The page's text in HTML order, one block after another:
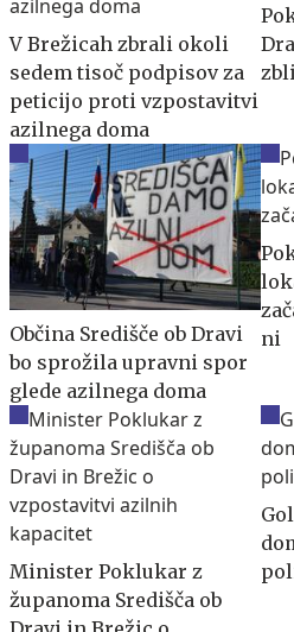
V Brežicah zbrali okoli
sedem tisoč podpisov za
peticijo proti vzpostavitvi
azilnega doma
Občina Središče ob Dravi
bo sprožila upravni spor
glede azilnega doma
ni
Minister Poklukar z
županoma Središča ob